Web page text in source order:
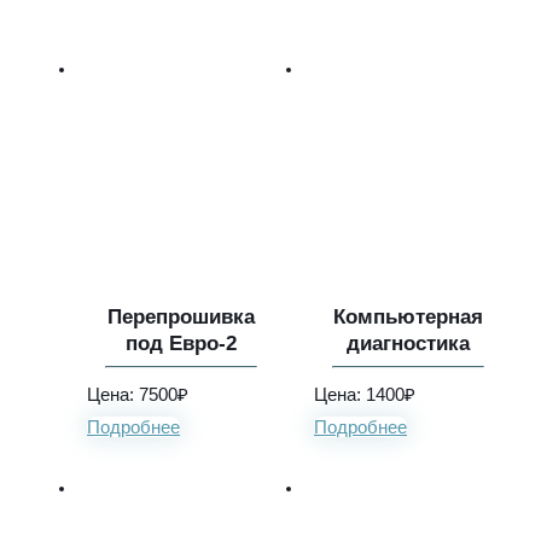
Перепрошивка
под Евро-2
Цена: 7500₽
Подробнее
Компьютерная
диагностика
Цена: 1400₽
Подробнее